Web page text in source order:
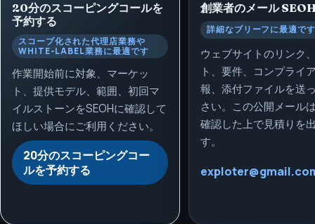
20分のスコーピングコールを
予約する
スコープ化された代理店業務や
WHITE-LABEL業務に最適です
作業開始前に対象、マーケッ
ト、提供モデル、範囲、初回マ
イルストーンをSEOHに確認して
ほしい場合にご利用ください。
20分のスコーピングコー
ルを予約する
創業者のメール
詳細なブリーフに最適で
ウェブサイトのリンク
ト、要件、コンプライ
報、添付ファイルを送
さい。この公開メール
確認した上で見積りを
す。